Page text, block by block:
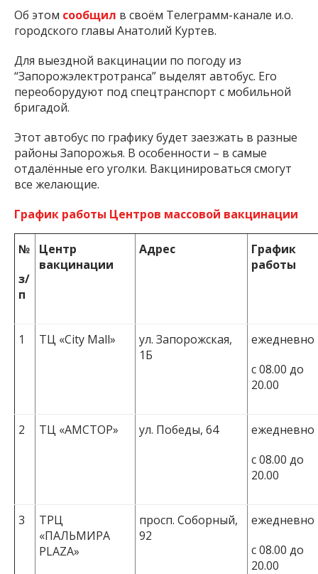
Об этом сообщил в своём Телеграмм-канале и.о.
городского главы Анатолий Куртев.
Для выездной вакцинации по погоду из
“Запорожэлектротранса” выделят автобус. Его
переоборудуют под спецтранспорт с мобильной
бригадой.
Этот автобус по графику будет заезжать в разные
районы Запорожья. В особенности – в самые
отдалённые его уголки. Вакцинироваться смогут
все желающие.
График работы Центров массовой вакцинации
№
з/
п
Центр
вакцинации
Адрес
График
работы
1 ТЦ «City Mall»
ул. Запорожская,
1Б
ежедневно
с 08.00 до
20.00
2 ТЦ «АМСТОР» ул. Победы, 64
ежедневно
с 08.00 до
20.00
3
ТРЦ
«ПАЛЬМИРА
PLAZA»
просп. Соборный,
92
ежедневно
с 08.00 до
20.00